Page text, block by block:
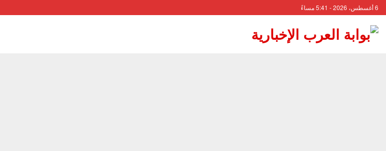
6 أغسطس، 2026 - 5:41 مساءً